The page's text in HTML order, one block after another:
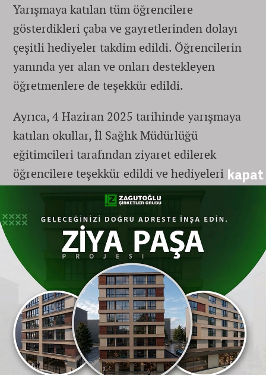
kapat
Yarışmaya katılan tüm öğrencilere
gösterdikleri çaba ve gayretlerinden dolayı
çeşitli hediyeler takdim edildi. Öğrencilerin
yanında yer alan ve onları destekleyen
öğretmenlere de teşekkür edildi.
Ayrıca, 4 Haziran 2025 tarihinde yarışmaya
katılan okullar, İl Sağlık Müdürlüğü
eğitimcileri tarafından ziyaret edilerek
öğrencilere teşekkür edildi ve hediyeleri
bizzat takdim edildi.
Bu anlamlı etkinliğe katkı sunan tüm
paydaşlara ve emeği geçen herkese teşekkür
edilirken, sağlıklı, bilinçli ve güçlü nesiller
yetiştirmek adına hep birlikte çalışmaya
kararlılıkla devam edileceği vurgulandı.
Gönderen: journal